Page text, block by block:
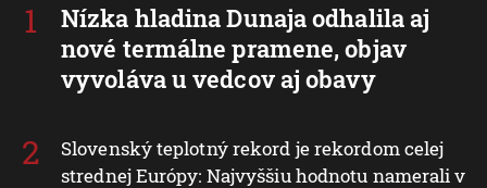
Nízka hladina Dunaja odhalila aj
nové termálne pramene, objav
vyvoláva u vedcov aj obavy
Slovenský teplotný rekord je rekordom celej
strednej Európy: Najvyššiu hodnotu namerali v